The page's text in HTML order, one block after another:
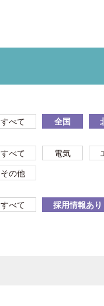
すべて 全国
すべて 電気
その他
すべて 採用情報あり